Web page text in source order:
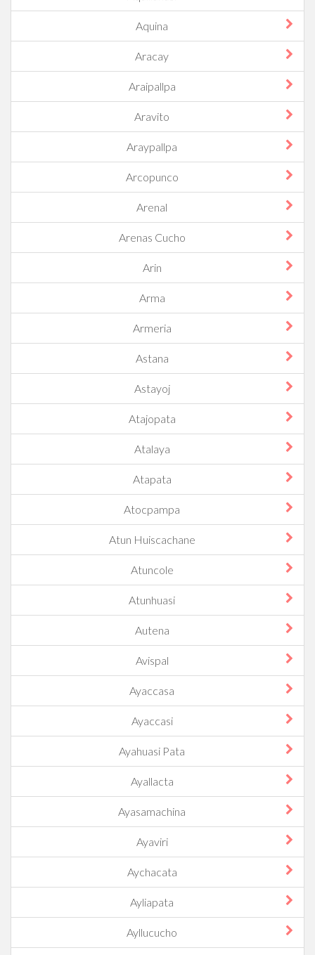
Aquina
Aracay
Araipallpa
Aravito
Araypallpa
Arcopunco
Arenal
Arenas Cucho
Arin
Arma
Armeria
Astana
Astayoj
Atajopata
Atalaya
Atapata
Atocpampa
Atun Huiscachane
Atuncole
Atunhuasi
Autena
Avispal
Ayaccasa
Ayaccasi
Ayahuasi Pata
Ayallacta
Ayasamachina
Ayaviri
Aychacata
Ayliapata
Ayllucucho